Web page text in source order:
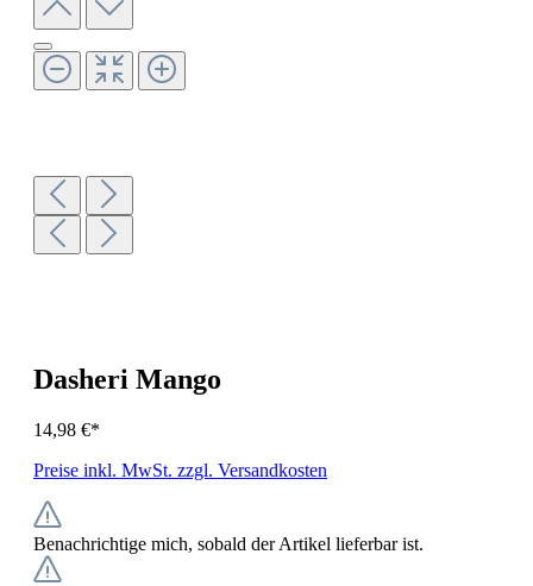
Dasheri Mango
14,98 €*
Preise inkl. MwSt. zzgl. Versandkosten
Benachrichtige mich, sobald der Artikel lieferbar ist.